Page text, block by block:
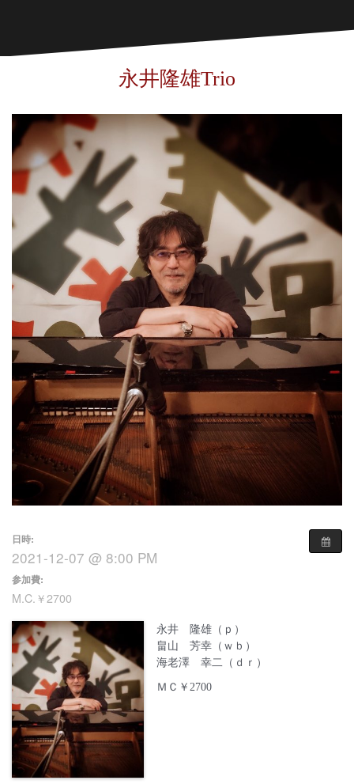
永井隆雄Trio
日時:
2021-12-07 @ 8:00 PM
参加費:
M.C.￥2700
永井 隆雄（ｐ）
畠山 芳幸（ｗｂ）
海老澤 幸二（ｄｒ）
ＭＣ￥2700